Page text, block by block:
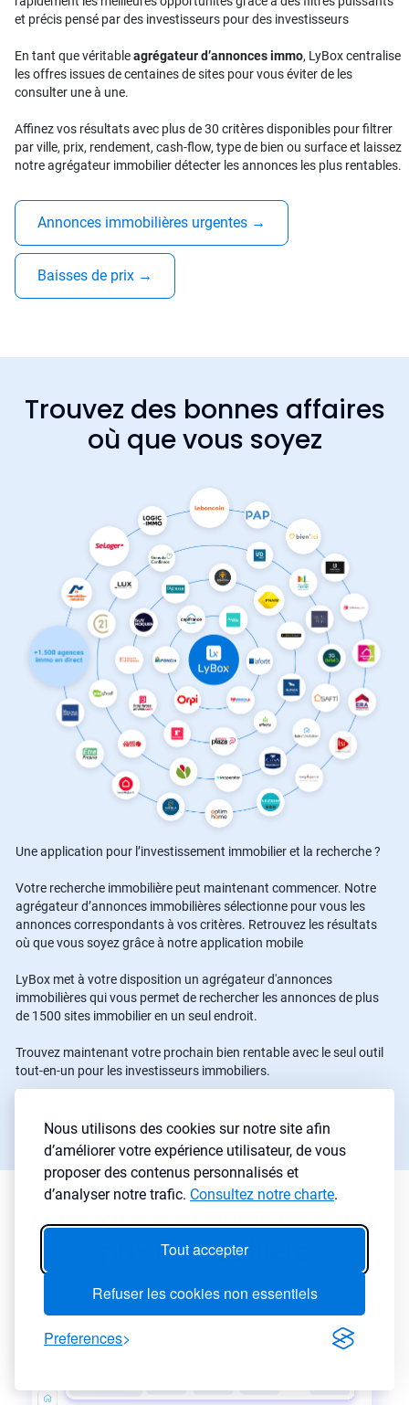
Nous utilisons des cookies sur notre site afin
d’améliorer votre expérience utilisateur, de vous
proposer des contenus personnalisés et
d’analyser notre trafic. Consultez notre charte.
Tout accepter
Refuser les cookies non essentiels
Preferences
et précis pensé par des investisseurs pour des investisseurs
En tant que véritableagrégateur d’annonces immo, LyBox centralise
les offres issues de centaines de sites pour vous éviter de les
consulter une à une.
Affinez vos résultats avec plus de 30 critères disponibles pour filtrer
par ville, prix, rendement, cash-flow, type de bien ou surface et laissez
notre agrégateur immobilier détecter les annonces les plus rentables.
Annonces immobilières urgentes →
Baisses de prix →
Trouvez des bonnes affaires
où que vous soyez
Une application pour l’investissement immobilier et la recherche ?
Votre recherche immobilière peut maintenant commencer. Notre
agrégateur d’annonces immobilières sélectionne pour vous les
annonces correspondants à vos critères. Retrouvez les résultats
où que vous soyez grâce à notre application mobile
LyBox met à votre disposition un agrégateur d'annonces
immobilières qui vous permet de rechercher les annonces de plus
de 1500 sites immobilier en un seul endroit.
Trouvez maintenant votre prochain bien rentable avec le seul outil
tout-en-un pour les investisseurs immobiliers.
Commencer une recherche→
Estimation et évolution des
prix immobiliers